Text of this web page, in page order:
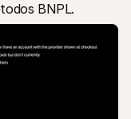
BNPL.